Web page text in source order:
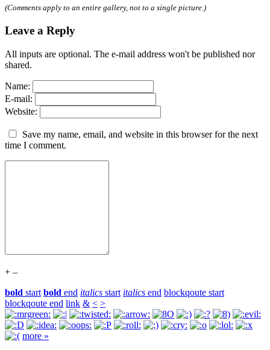
(Comments apply to an entire gallery, not to a single picture.)
Leave a Reply
All inputs are optional. The e-mail address won't be published nor
shared.
Name:
E-mail:
Website:
Save my name, email, and website in this browser for the next
time I comment.
+ –
bold start bold end italics start italics end blockqoute start
blockqoute end link & < >
more »